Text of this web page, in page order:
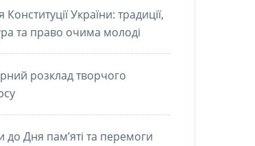
України: традиції,
та право очима молоді
розклад творчого
до Дня пам’яті та перемоги